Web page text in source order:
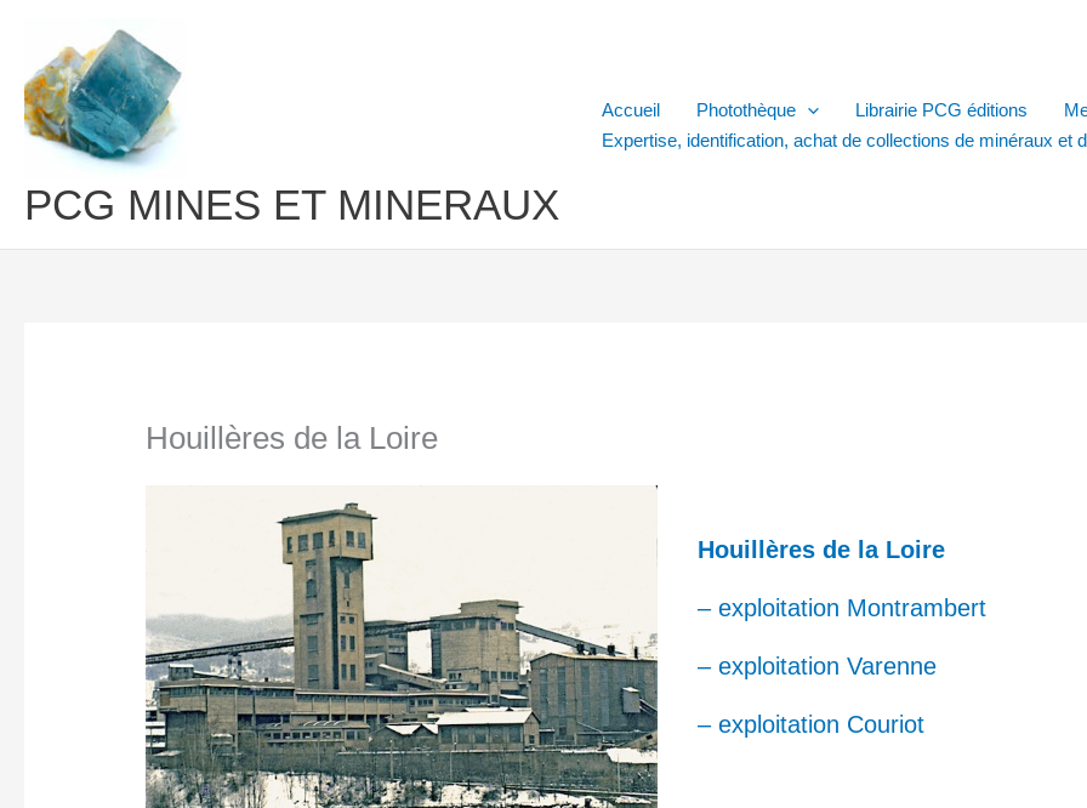
contenu
PCG MINES ET MINERAUX
Accueil Photothèque Librairie PCG éditions
Expertise, identification, achat de collections de minéraux et
Houillères de la Loire
Houillères de la Loire
– exploitation Montrambert
– exploitation Varenne
– exploitation Couriot